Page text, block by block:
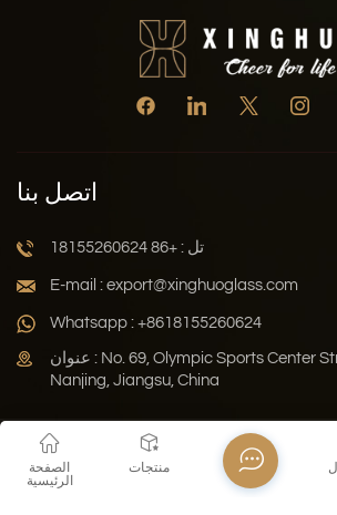
اتصل بنا
تل : +86 18155260624
E-mail : export@xinghuoglass.com
Whatsapp : +8618155260624
عنوان : No. 69, Olympic Sports Center Street, Jianye District,
Nanjing, Jiangsu, China
Xml المدونة
خريطة الموقع
حقوق النشر © 2026 Jiangsu Xinghuo Technology Co., Ltd. جميع
الصفحة
الرئيسية
منتجات